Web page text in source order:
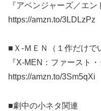
『アベンジャーズ／エン
https://amzn.to/3LDLzPz
■Ｘ-ＭＥＮ（１作だけで
『X-MEN：ファースト
https://amzn.to/3Sm5qXi
■劇中の小ネタ関連